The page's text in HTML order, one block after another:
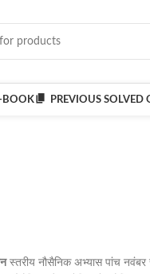
BOOK PREVIOUS SOLVED
स्तरीय नौसैनिक अभ्यास पांच नवंबर